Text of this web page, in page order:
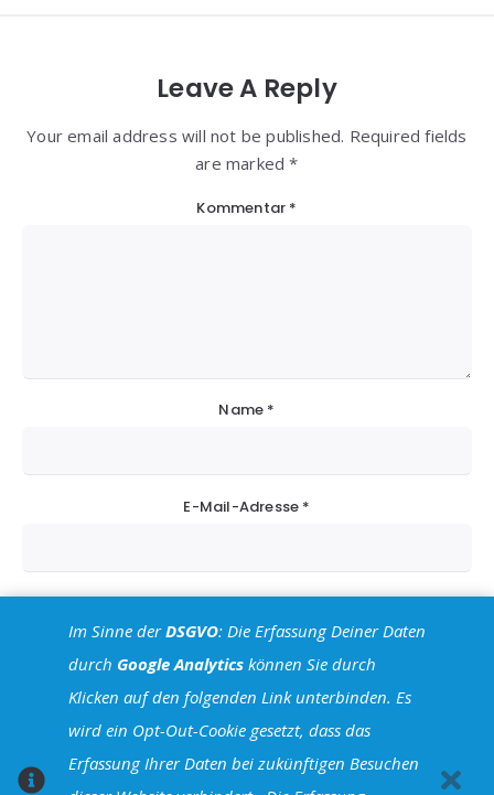
Leave A Reply
Your email address will not be published. Required fields
are marked *
Kommentar *
Name *
E-Mail-Adresse *
Website
Im Sinne derDSGVO: Die Erfassung Deiner Daten
durch Google Analyticskönnen Sie durch
Klicken auf den folgenden Link unterbinden. Es
wird ein Opt-Out-Cookie gesetzt, dass das
Erfassung Ihrer Daten bei zukünftigen Besuchen